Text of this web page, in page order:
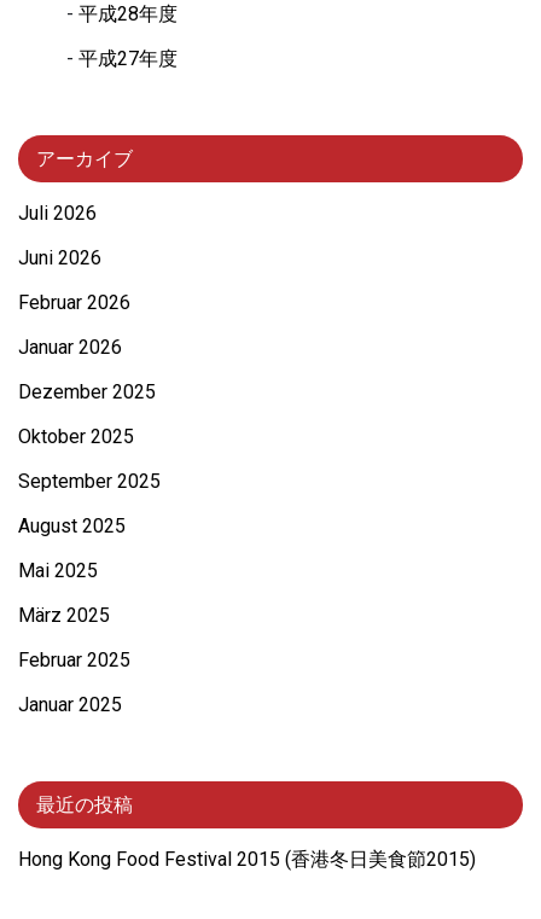
平成28年度
平成27年度
アーカイブ
Juli 2026
Juni 2026
Februar 2026
Januar 2026
Dezember 2025
Oktober 2025
September 2025
August 2025
Mai 2025
März 2025
Februar 2025
Januar 2025
最近の投稿
Hong Kong Food Festival 2015 (⾹港冬⽇美⾷節2015)